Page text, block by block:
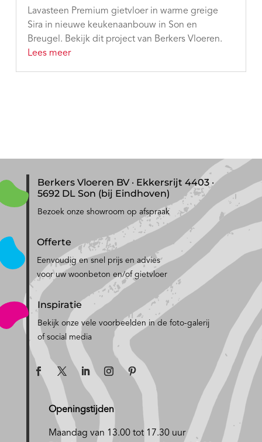
Lavasteen Premium gietvloer in warme greige
Sira in nieuwe keukenaanbouw in Son en
Breugel. Bekijk dit project van Berkers Vloeren.
Lees meer
Berkers Vloeren BV · Ekkersrijt 4403 ·
5692 DL Son (bij Eindhoven)
Bezoek onze showroom op afspraak
Offerte
Eenvoudig en snel prijs en advies
voor uw woonbeton en/of gietvloer
Inspiratie
Bekijk onze vele voorbeelden in de foto-galerij
of social media
Openingstijden
Maandag van 13.00 tot 17.30 uur